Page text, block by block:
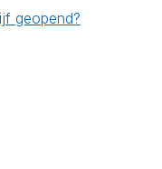
geopend?